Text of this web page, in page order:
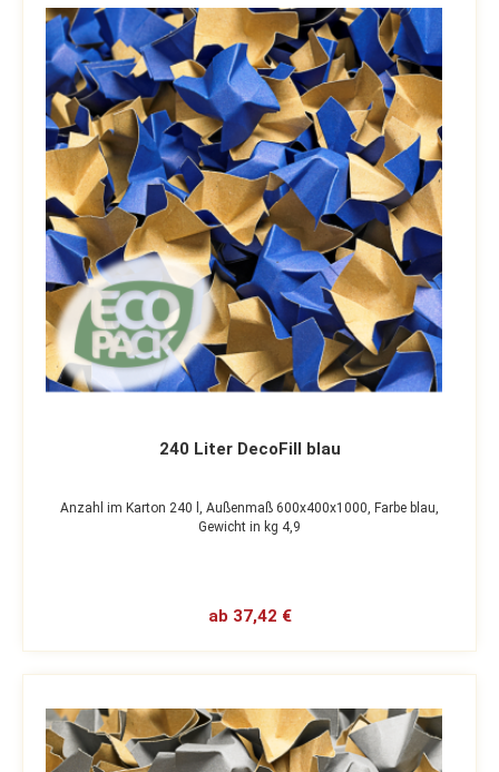
240 Liter DecoFill blau
Anzahl im Karton 240 l, Außenmaß 600x400x1000, Farbe blau,
Gewicht in kg 4,9
ab 37,42 €